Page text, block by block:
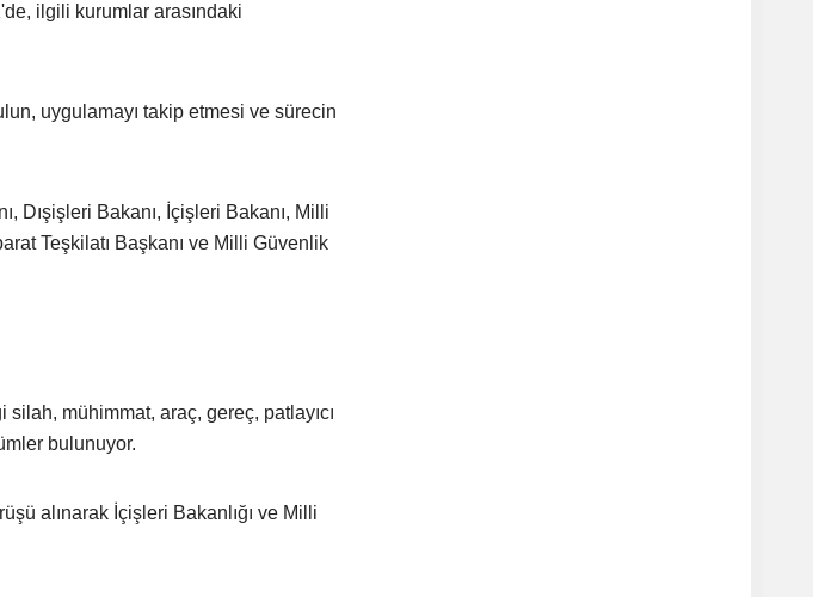
ilgili kurumlar arasındaki
uygulamayı takip etmesi ve sürecin
Dışişleri Bakanı, İçişleri Bakanı, Milli
Teşkilatı Başkanı ve Milli Güvenlik
mühimmat, araç, gereç, patlayıcı
bulunuyor.
alınarak İçişleri Bakanlığı ve Milli